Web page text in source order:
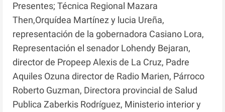
Presentes; Técnica Regional Mazara
Then,Orquídea Martínez y lucia Ureña,
representación de la gobernadora Casiano Lora,
Representación el senador Lohendy Bejaran,
director de Propeep Alexis de La Cruz, Padre
Aquiles Ozuna director de Radio Marien, Párroco
Roberto Guzman, Directora provincial de Salud
Publica Zaberkis Rodríguez, Ministerio interior y